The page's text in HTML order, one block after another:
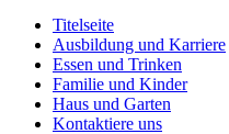
Titelseite
Ausbildung und Karriere
Essen und Trinken
Familie und Kinder
Haus und Garten
Kontaktiere uns